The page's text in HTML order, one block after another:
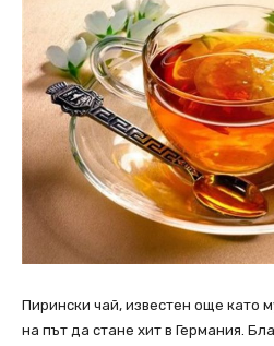
Пирински чай, известен още като
на път да стане хит в Германия.